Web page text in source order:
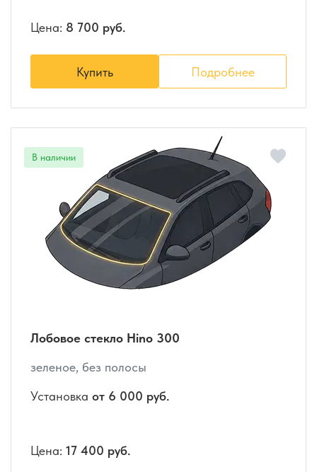
Цена: 8 700 руб.
Купить Подробнее
Лобовое стекло Hino 300
зеленое, без полосы
Установка от 6 000 руб.
Цена: 17 400 руб.